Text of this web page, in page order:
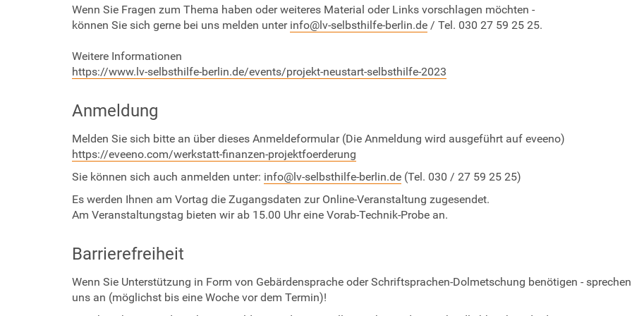
k
t
ö
r
e
u
n
g
n
d
u
n
d
r
Wenn Sie Fragen zum Thema haben oder weiteres Material oder Links vorschlagen möchten -
können Sie sich gerne bei uns melden unter info@lv-selbsthilfe-berlin.de / Tel. 030 27 59 25 25.
Weitere Informationen
https://www.lv-selbsthilfe-berlin.de/events/projekt-neustart-selbsthilfe-2023
Anmeldung
Melden Sie sich bitte an über dieses Anmeldeformular (Die Anmeldung wird ausgeführt auf eveeno)
https://eveeno.com/werkstatt-finanzen-projektfoerderung
Sie können sich auch anmelden unter: info@lv-selbsthilfe-berlin.de (Tel. 030 / 27 59 25 25)
Es werden Ihnen am Vortag die Zugangsdaten zur Online-Veranstaltung zugesendet.
Am Veranstaltungstag bieten wir ab 15.00 Uhr eine Vorab-Technik-Probe an.
Barrierefreiheit
Wenn Sie Unterstützung in Form von Gebärdensprache oder Schriftsprachen-Dolmetschung benötigen -
uns an (möglichst bis eine Woche vor dem Termin)!